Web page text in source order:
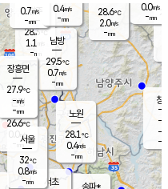
양주
28.3℃
1.1
-mm
28.6℃
2.0m/s
-mm
창
-
-m/
-
0.0m/s
-mm
은평
26.6℃
0.0 m/s
- mm
노원
28.1℃
0.4m/s
-mm
송파*
서초
남방
29.5℃
0.7m/s
-mm
장흥면
27.9℃
-m/s
-mm
0.7m/s
-mm
서울
32℃
0.8m/s
-mm
0.4m/s
-mm